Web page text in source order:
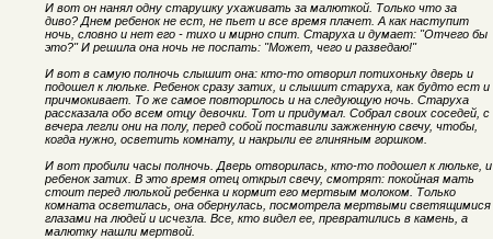
И вот он нанял одну старушку ухаживать за малюткой. Только что за
диво? Днем ребенок не ест, не пьет и все время плачет. А как наступит
ночь, словно и нет его - тихо и мирно спит. Старуха и думает: "Отчего бы
это?" И решила она ночь не поспать: "Может, чего и разведаю!"
И вот в самую полночь слышит она: кто-то отворил потихоньку дверь и
подошел к люльке. Ребенок сразу затих, и слышит старуха, как будто ест и
причмокивает. То же самое повторилось и на следующую ночь. Старуха
рассказала обо всем отцу девочки. Тот и придумал. Собрал своих соседей, с
вечера легли они на полу, перед собой поставили зажженную свечу, чтобы,
когда нужно, осветить комнату, и накрыли ее глиняным горшком.
И вот пробили часы полночь. Дверь отворилась, кто-то подошел к люльке, и
ребенок затих. В это время отец открыл свечу, смотрят: покойная мать
стоит перед люлькой ребенка и кормит его мертвым молоком. Только
комната осветилась, она обернулась, посмотрела мертвыми светящимися
глазами на людей и исчезла. Все, кто видел ее, превратились в камень, а
малютку нашли мертвой.